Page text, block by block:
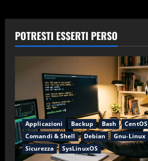
POTRESTI ESSERTI PERSO
Applicazioni Backup Bash
CentOS
Comandi & Shell
Debian Gnu-Linux
Sicurezza
SysLinuxOS